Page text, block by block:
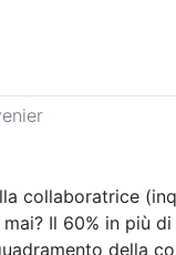
collaboratrice
Il 60% in più
della